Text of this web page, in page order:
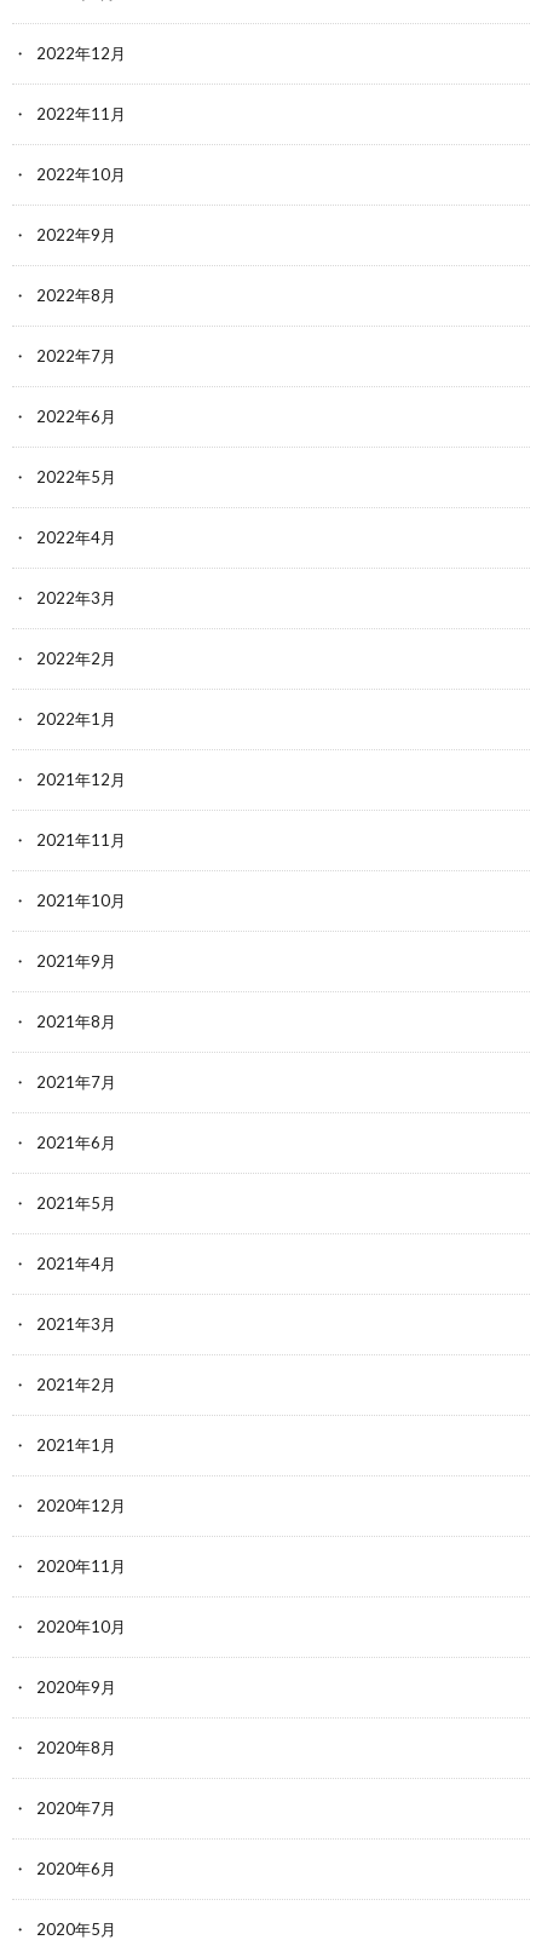
2022年12月
2022年11月
2022年10月
2022年9月
2022年8月
2022年7月
2022年6月
2022年5月
2022年4月
2022年3月
2022年2月
2022年1月
2021年12月
2021年11月
2021年10月
2021年9月
2021年8月
2021年7月
2021年6月
2021年5月
2021年4月
2021年3月
2021年2月
2021年1月
2020年12月
2020年11月
2020年10月
2020年9月
2020年8月
2020年7月
2020年6月
2020年5月